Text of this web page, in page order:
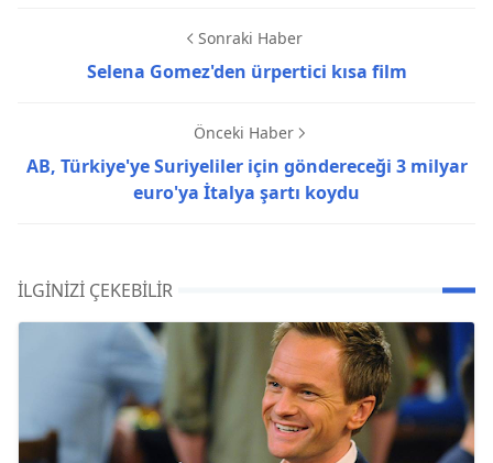
Sonraki Haber
Selena Gomez'den ürpertici kısa film
Önceki Haber
AB, Türkiye'ye Suriyeliler için göndereceği 3 milyar
euro'ya İtalya şartı koydu
İLGINIZI ÇEKEBILIR